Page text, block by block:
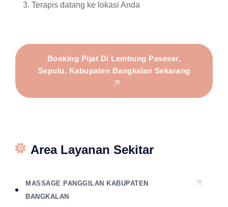
Terapis datang ke lokasi Anda
Booking Pijat Di Lembung Paseser,
Sepulu, Kabupaten Bangkalan Sekarang
Area Layanan Sekitar
MASSAGE PANGGILAN KABUPATEN
BANGKALAN